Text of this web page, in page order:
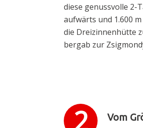
diese genussvolle 2-
aufwärts und 1.600
die Dreizinnenhütte
bergab zur
Vom